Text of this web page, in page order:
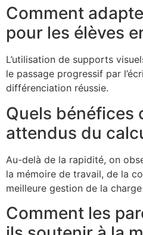
Comment
pour les élèves
L’utilisation de supports
le passage progressif par
différenciation réussie.
Quels bénéfices
attendus du
Au-delà de la rapidité, on
la mémoire de travail, de la
meilleure gestion de la
Comment les